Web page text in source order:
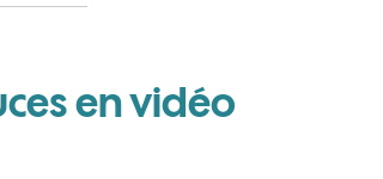
en vidéo